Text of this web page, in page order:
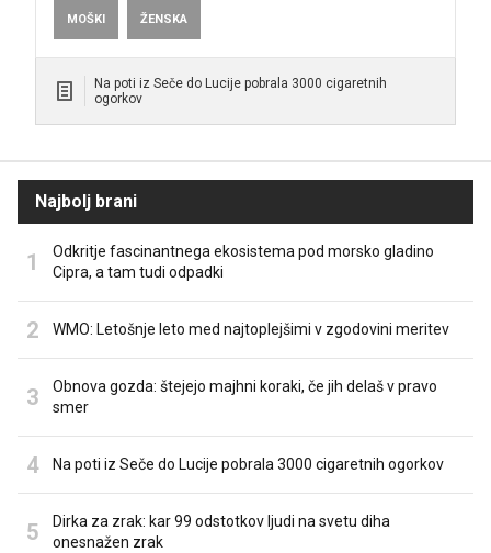
MOŠKI ŽENSKA
Na poti iz Seče do Lucije pobrala 3000 cigaretnih
ogorkov
Najbolj brani
Odkritje fascinantnega ekosistema pod morsko gladino
Cipra, a tam tudi odpadki
WMO: Letošnje leto med najtoplejšimi v zgodovini meritev
Obnova gozda: štejejo majhni koraki, če jih delaš v pravo
smer
Na poti iz Seče do Lucije pobrala 3000 cigaretnih ogorkov
Dirka za zrak: kar 99 odstotkov ljudi na svetu diha
onesnažen zrak